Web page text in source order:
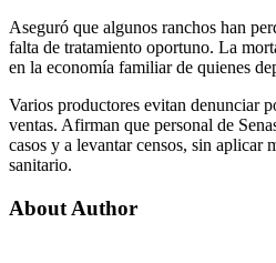
Aseguró que algunos ranchos han
falta de tratamiento oportuno. La
en la economía familiar de quienes
Varios productores evitan denunciar
ventas. Afirman que personal de
casos y a levantar censos, sin aplicar
sanitario.
About Author